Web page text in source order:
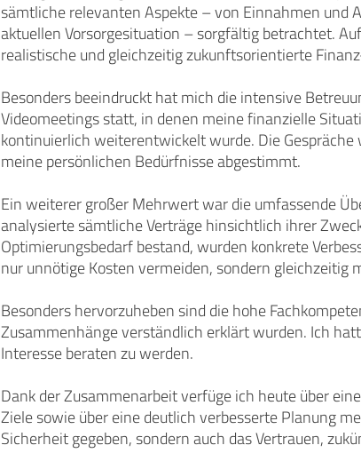
sämtliche relevanten Aspekte – von Einnahmen und
aktuellen Vorsorgesituation – sorgfältig betrachtet.
realistische und gleichzeitig zukunftsorientierte
Besonders beeindruckt hat mich die intensive
Videomeetings statt, in denen meine finanzielle
kontinuierlich weiterentwickelt wurde. Die
meine persönlichen Bedürfnisse abgestimmt.
Ein weiterer großer Mehrwert war die umfassende
analysierte sämtliche Verträge hinsichtlich ihrer
Optimierungsbedarf bestand, wurden konkrete
nur unnötige Kosten vermeiden, sondern gleichzeitig
Besonders hervorzuheben sind die hohe
Zusammenhänge verständlich erklärt wurden. Ich
Interesse beraten zu werden.
Dank der Zusammenarbeit verfüge ich heute über
Ziele sowie über eine deutlich verbesserte Planung
Sicherheit gegeben, sondern auch das Vertrauen,